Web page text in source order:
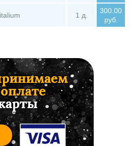
1 д.
300.00
руб.